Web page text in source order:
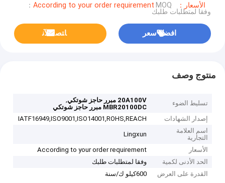
الأسعار：According to your order requirement MOQ：
وفقا لمتطلبات طلبك
افضل سعر ﺎﺘﺼﻟ ﺍﻶﻧ
منتوج وصف
تسليط الضوء 20A100V مبرر حاجز شوتكي
,
MBR20100DC مبرر حاجز شوتكي
إصدار الشهادات
IATF16949,ISO9001,ISO14001,ROHS,REACH
اسم العلامة
التجارية
Lingxun
الأسعار
According to your order requirement
الحد الأدنى لكمية
وفقا لمتطلبات طلبك
القدرة على العرض
600كيلو ك/سنة